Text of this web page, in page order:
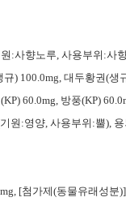
:사향노루, 사용부위:사
) 100.0mg, 대두황권(
60.0mg, 방풍(KP)
원:영양, 사용부위:뿔),
[첨가제(동물유래성